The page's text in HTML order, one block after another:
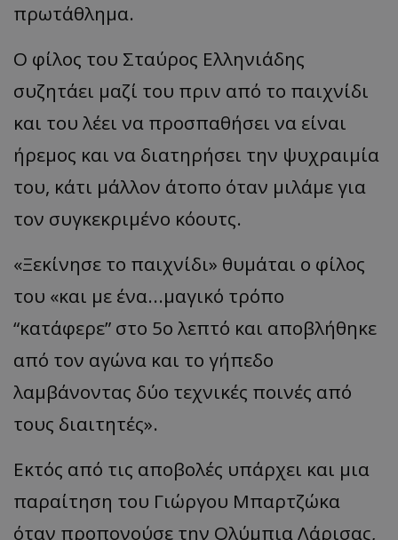
πρωτάθλημα.
Ο φίλος του Σταύρος Ελληνιάδης
συζητάει μαζί του πριν από το παιχνίδι
και του λέει να προσπαθήσει να είναι
ήρεμος και να διατηρήσει την ψυχραιμία
του, κάτι μάλλον άτοπο όταν μιλάμε για
τον συγκεκριμένο κόουτς.
«Ξεκίνησε το παιχνίδι» θυμάται ο φίλος
του «και με ένα...μαγικό τρόπο
“κατάφερε” στο 5ο λεπτό και αποβλήθηκε
από τον αγώνα και το γήπεδο
λαμβάνοντας δύο τεχνικές ποινές από
τους διαιτητές».
Εκτός από τις αποβολές υπάρχει και μια
παραίτηση του Γιώργου Μπαρτζώκα
όταν προπονούσε την Ολύμπια Λάρισας,